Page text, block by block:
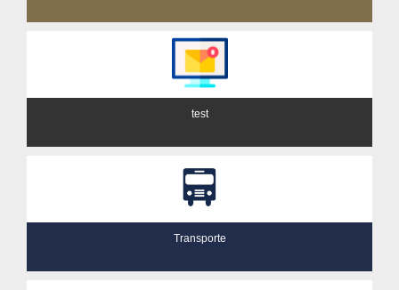
test
Transporte